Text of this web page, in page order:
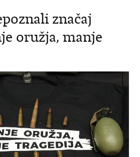
značaj
oružja, manje